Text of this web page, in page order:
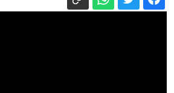
الشرطة الإسبانية